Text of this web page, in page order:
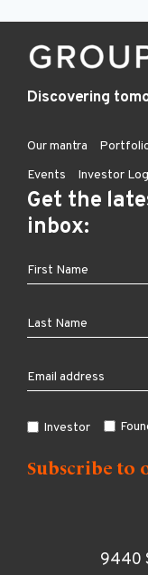
Discovering
Our mantra
Events
Investor
Get the
inbox:
Investor
9440